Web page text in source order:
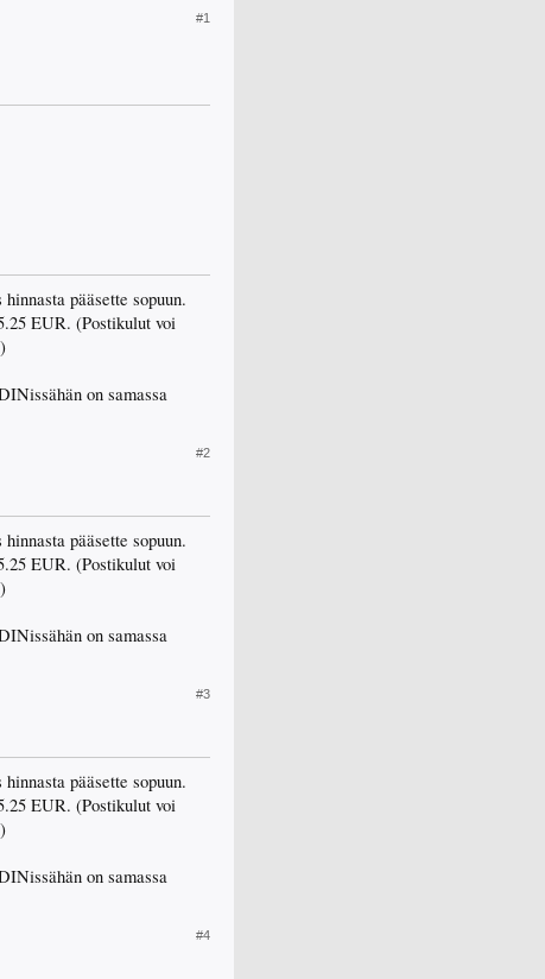
#1
pääsette sopuun.
EUR. (Postikulut voi
on samassa
#2
pääsette sopuun.
EUR. (Postikulut voi
on samassa
#3
pääsette sopuun.
EUR. (Postikulut voi
on samassa
#4